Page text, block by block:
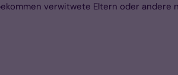
verwitwete Eltern oder